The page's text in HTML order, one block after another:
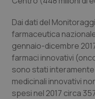
Dai dati del
farmaceutica
gennaio-dicembre
farmaci innovativi
sono stati
medicinali innovativi
spesi nel 2017 circa